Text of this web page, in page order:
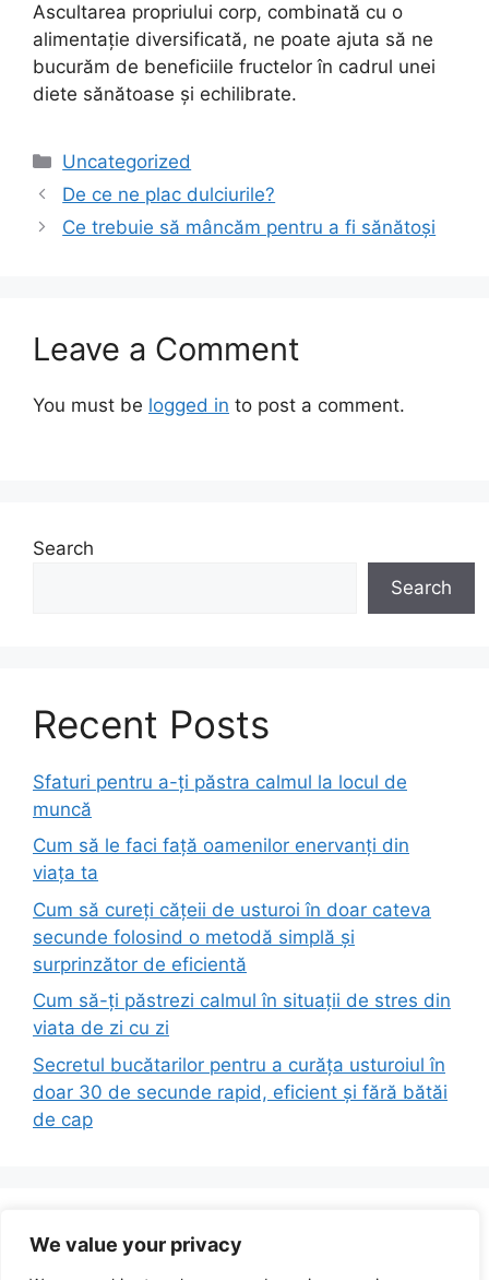
We value your privacy
Ascultarea propriului corp, combinată cu o
alimentație diversificată, ne poate ajuta să ne
bucurăm de beneficiile fructelor în cadrul unei
diete sănătoase și echilibrate.
Categories
Uncategorized
De ce ne plac dulciurile?
Ce trebuie să mâncăm pentru a fi sănătoși
Leave a Comment
You must be logged in to post a comment.
Search
Search
Recent Posts
Sfaturi pentru a-ți păstra calmul la locul de
muncă
Cum să le faci față oamenilor enervanți din
viața ta
Cum să cureți cățeii de usturoi în doar cateva
secunde folosind o metodă simplă și
surprinzător de eficientă
Cum să-ți păstrezi calmul în situații de stres din
viata de zi cu zi
Secretul bucătarilor pentru a curăța usturoiul în
doar 30 de secunde rapid, eficient și fără bătăi
de cap
Recent Comments